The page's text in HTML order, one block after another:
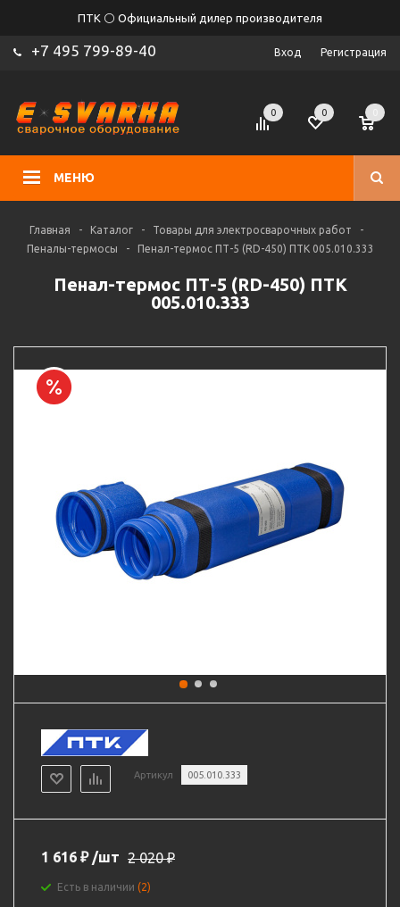
ПТК ⚪ Официальный дилер производителя
+7 495 799-89-40 Вход Регистрация
МЕНЮ
0 0
Главная - Каталог - Товары для электросварочных работ
-
Пеналы-термосы
- Пенал-термос ПТ-5 (RD-450) ПТК 005.010.333
Пенал-термос ПТ-5 (RD-450) ПТК
005.010.333
Артикул 005.010.333
1 616 ₽ /шт 2 020₽
Есть в наличии (2)